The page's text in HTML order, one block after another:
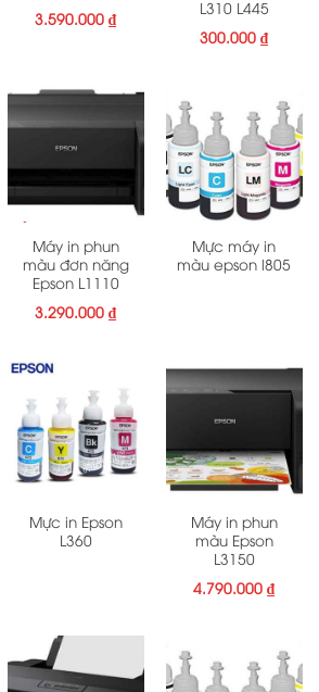
3.590.000₫
L310 L445
300.000₫
Máy in phun
màu đơn năng
Epson L1110
3.290.000₫
Mực máy in
màu epson l805
Mực in Epson
L360
Máy in phun
màu Epson
L3150
4.790.000₫